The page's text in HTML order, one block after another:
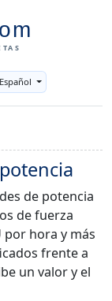
Español
de potencia
de fuerza
por hora y más
frente a
un valor y el